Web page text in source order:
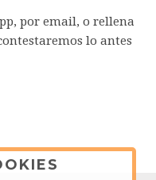
por email, o rellena
lo antes